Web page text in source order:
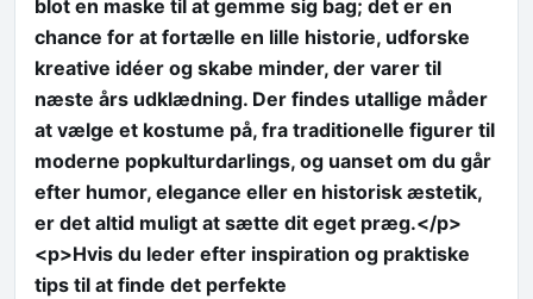
blot en maske til at gemme sig bag; det er en
chance for at fortælle en lille historie, udforske
kreative idéer og skabe minder, der varer til
næste års udklædning. Der findes utallige måder
at vælge et kostume på, fra traditionelle figurer til
moderne popkulturdarlings, og uanset om du går
efter humor, elegance eller en historisk æstetik,
er det altid muligt at sætte dit eget præg.</p>
<p>Hvis du leder efter inspiration og praktiske
tips til at finde det perfekte